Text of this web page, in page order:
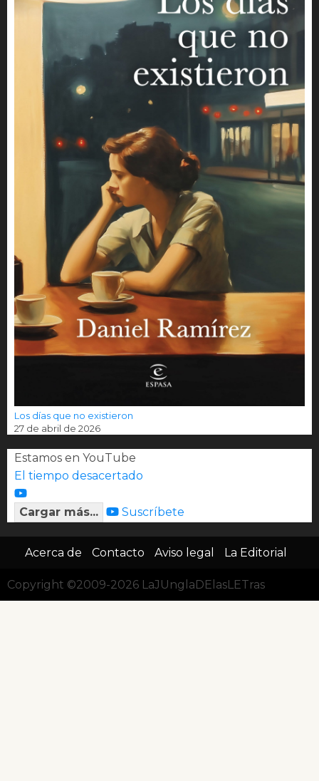
Los días que no existieron
27 de abril de 2026
Estamos en YouTube
El tiempo desacertado
Cargar más... Suscríbete
Acerca de Contacto Aviso legal La Editorial
Copyright ©2009-2026 LaJUnglaDElasLETras